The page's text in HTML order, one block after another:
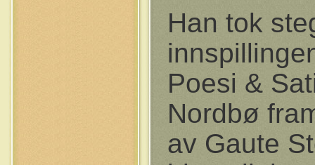
Han tok
Poesi &
Nordbø
av Gaute